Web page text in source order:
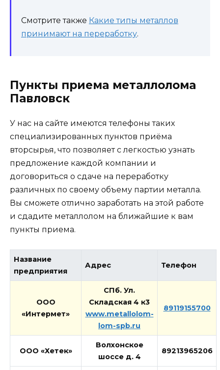
Смотрите также Какие типы металлов
принимают на переработку.
Пункты приема металлолома
Павловск
У нас на сайте имеются телефоны таких
специализированных пунктов приёма
вторсырья, что позволяет с легкостью узнать
предложение каждой компании и
договориться о сдаче на переработку
различных по своему объему партии металла.
Вы сможете отлично заработать на этой работе
и сдадите металлолом на ближайшие к вам
пункты приема.
Название
предприятия
Адрес Телефон
ООО
«Интермет»
СПб. Ул.
Складская 4 к3
www.metallolom-
lom-spb.ru
89119155700
ООО «Хетек»
Волхонское
шоссе д. 4
89213965206